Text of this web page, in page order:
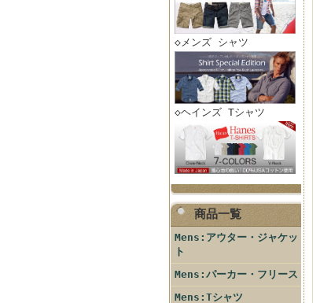
◇メンズ シャツ
◇ヘインズ Tシャツ
商品一覧
Mens:アウター・ジャケッ
ト
Mens:パーカー・フリース
Mens:Tシャツ